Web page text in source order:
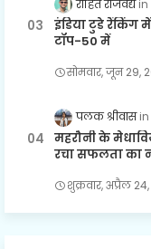
रोहित राजवैद्य
इंडिया टुडे रैंकिंग
टॉप-50 में
सोमवार, जून 29,
पलक श्रीवास
महरौनी के
रचा सफलता का
शुक्रवार, अप्रैल